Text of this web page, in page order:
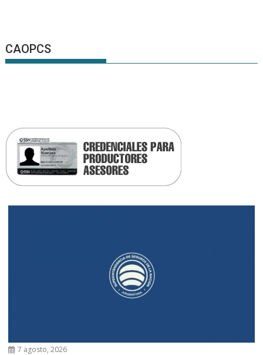
CAOPCS
7 agosto, 2026